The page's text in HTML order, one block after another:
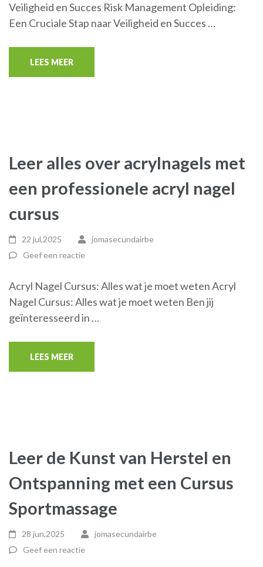
Veiligheid en Succes Risk Management Opleiding:
Een Cruciale Stap naar Veiligheid en Succes …
LEES MEER
Leer alles over acrylnagels met
een professionele acryl nagel
cursus
22 jul,2025
jomasecundairbe
Geef een reactie
Acryl Nagel Cursus: Alles wat je moet weten Acryl
Nagel Cursus: Alles wat je moet weten Ben jij
geïnteresseerd in …
LEES MEER
Leer de Kunst van Herstel en
Ontspanning met een Cursus
Sportmassage
28 jun,2025
jomasecundairbe
Geef een reactie